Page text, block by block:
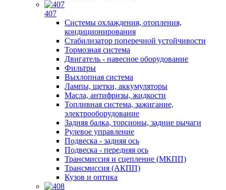
407
Системы охлаждения, отопления,
кондиционирования
Стабилизатор поперечной устойчивости
Тормозная система
Двигатель - навесное оборудование
Фильтры
Выхлопная система
Лампы, щетки, аккумуляторы
Масла, антифризы, жидкости
Топливная система, зажигание,
электрооборудование
Задняя балка, торсионы, задние рычаги
Рулевое управление
Подвеска - задняя ось
Подвеска - передняя ось
Трансмиссия и сцепление (МКПП)
Трансмиссия (АКПП)
Кузов и оптика